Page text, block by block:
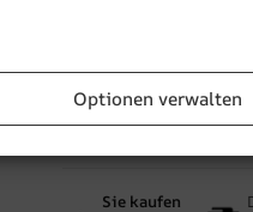
Optionen verwalten
- + IN
Zu Favoriten
Sie kaufen